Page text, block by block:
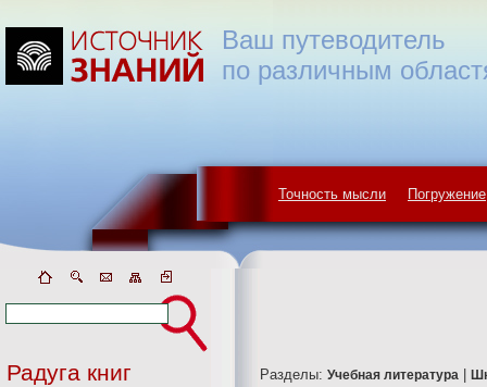
Точность мысли Погружение
Ваш путеводитель
по различным
Радуга книг Разделы: Учебная литература